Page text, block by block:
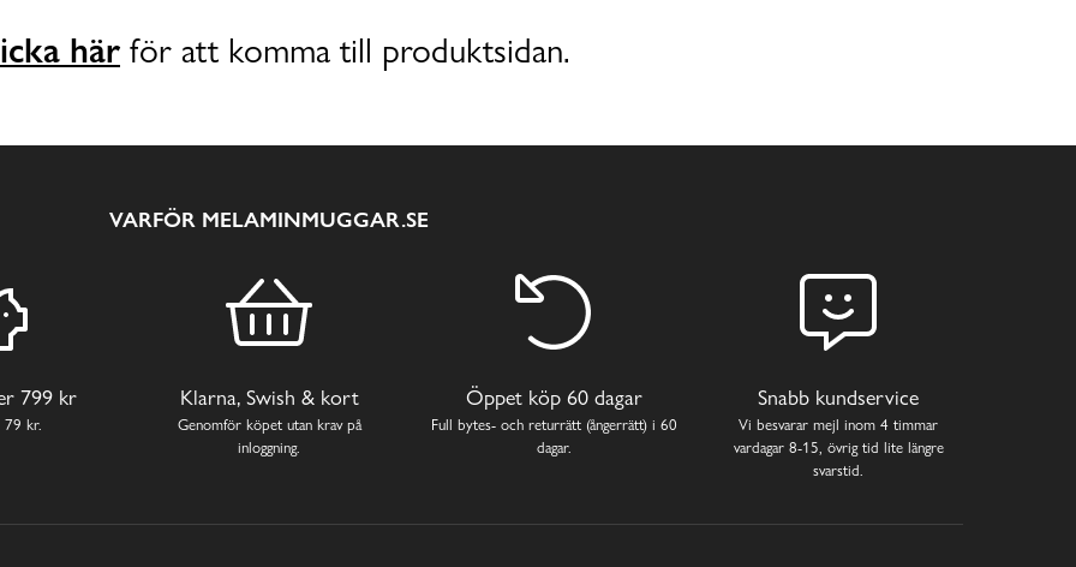
här för att komma till produktsidan.
VARFÖR MELAMINMUGGAR.SE
799 kr
79 kr.
Klarna, Swish & kort
Genomför köpet utan krav på
inloggning.
Öppet köp 60 dagar
Full bytes- och returrätt (ångerrätt) i 60
dagar.
Snabb kundservice
Vi besvarar mejl inom 4 timmar
vardagar 8-15, övrig tid lite längre
svarstid.